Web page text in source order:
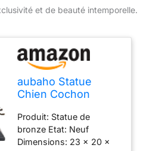
et de beauté intemporelle.
aubaho Statue
Chien Cochon
Bronze Sculpture
Figurine 23cm
Produit: Statue de
bronze Etat: Neuf
Dimensions: 23 x 20 x